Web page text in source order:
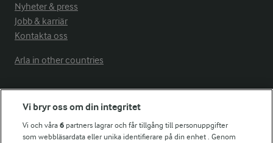
Nyheter & press
Jobb & karriär
Kontakta oss
Arla in other countries
Fler Arlasajter
För ägare
Vi bryr oss om din integritet
Vi och våra6 partners lagrar och får tillgång till personuppgifter
som webbläsardata eller unika identifierare på din enhet . Genom